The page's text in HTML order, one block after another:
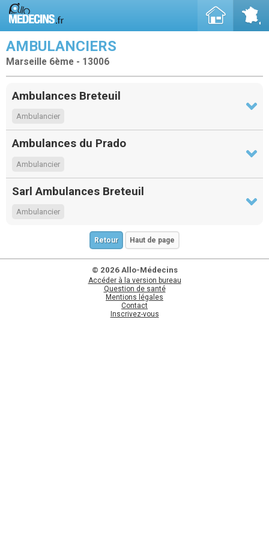
AMBULANCIERS
Marseille 6ème - 13006
Ambulances Breteuil
Ambulancier
Ambulances du Prado
Ambulancier
Sarl Ambulances Breteuil
Ambulancier
Retour Haut de page
© 2026 Allo-Médecins
Accéder à la version bureau
Question de santé
Mentions légales
Contact
Inscrivez-vous